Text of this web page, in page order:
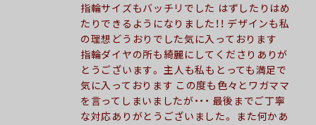
指輪サイズもバッチリでした はずしたりはめ
たりできるようになりました！！ デザインも私
の理想どうおりでした気に入っております
指輪ダイヤの所も綺麗にしてくださりありが
とうございます。 主人も私もとっても満足で
気に入っております この度も色々とワガママ
を言ってしまいましたが・・・ 最後までご丁寧
な対応ありがとうございました。 また何かあ